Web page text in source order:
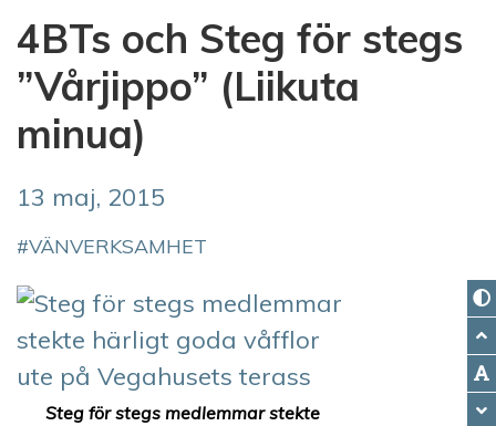
4BTs och Steg för stegs
”Vårjippo” (Liikuta
minua)
13 maj, 2015
VÄNVERKSAMHET
Steg för stegs medlemmar stekte